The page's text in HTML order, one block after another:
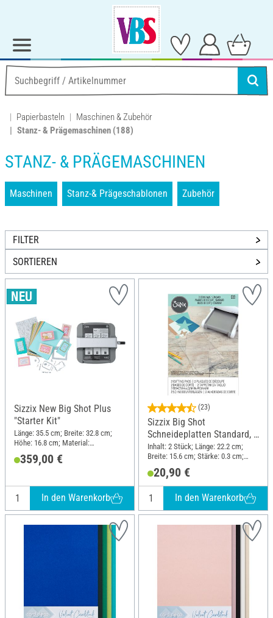
Papierbasteln
Maschinen & Zubehör
Stanz- & Prägemaschinen (188)
STANZ- & PRÄGEMASCHINEN
Maschinen Stanz-& Prägeschablonen Zubehör
FILTER
SORTIEREN
Sizzix New Big Shot Plus
"Starter Kit"
Länge: 35.5 cm; Breite: 32.8 cm;
Höhe: 16.8 cm; Material:
359,00 €
In den Warenkorb
(23)
Sizzix Big Shot
Schneideplatten Standard, 2
Stück
Inhalt: 2 Stück; Länge: 22.2 cm;
Breite: 15.6 cm; Stärke: 0.3 cm;
20,90 €
In den Warenkorb